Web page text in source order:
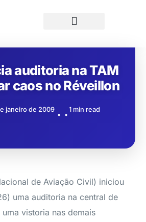
auditoria na TAM
caos no Réveillon
janeiro de 2009 1 min read
de Aviação Civil) iniciou
uma auditoria na central de
vistoria nas demais